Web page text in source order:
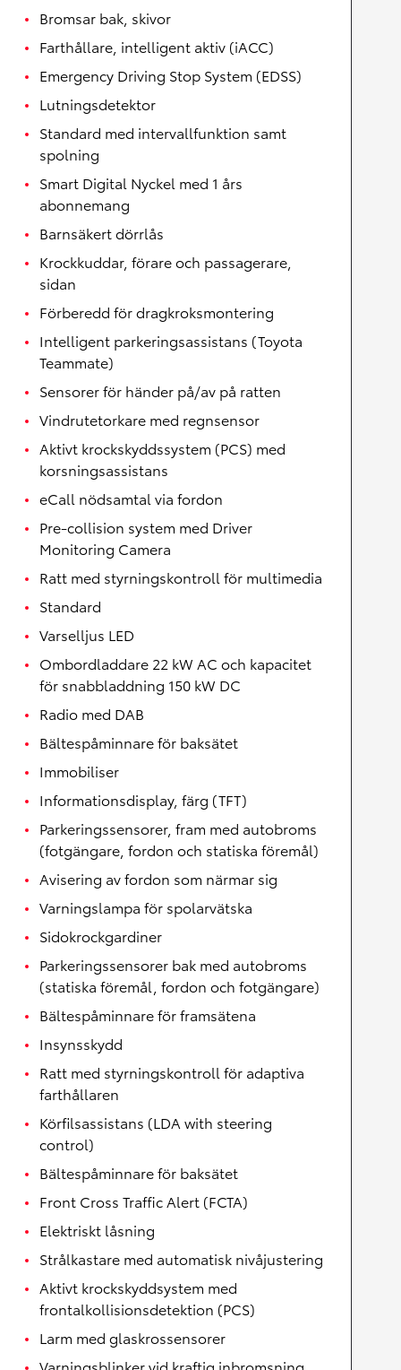
Bromsar bak, skivor
Farthållare, intelligent aktiv (iACC)
Emergency Driving Stop System (EDSS)
Lutningsdetektor
Standard med intervallfunktion samt
spolning
Smart Digital Nyckel med 1 års
abonnemang
Barnsäkert dörrlås
Krockkuddar, förare och passagerare,
sidan
Förberedd för dragkroksmontering
Intelligent parkeringsassistans (Toyota
Teammate)
Sensorer för händer på/av på ratten
Vindrutetorkare med regnsensor
Aktivt krockskyddssystem (PCS) med
korsningsassistans
eCall nödsamtal via fordon
Pre-collision system med Driver
Monitoring Camera
Ratt med styrningskontroll för multimedia
Standard
Varselljus LED
Ombordladdare 22 kW AC och kapacitet
för snabbladdning 150 kW DC
Radio med DAB
Bältespåminnare för baksätet
Immobiliser
Informationsdisplay, färg (TFT)
Parkeringssensorer, fram med autobroms
(fotgängare, fordon och statiska föremål)
Avisering av fordon som närmar sig
Varningslampa för spolarvätska
Sidokrockgardiner
Parkeringssensorer bak med autobroms
(statiska föremål, fordon och fotgängare)
Bältespåminnare för framsätena
Insynsskydd
Ratt med styrningskontroll för adaptiva
farthållaren
Körfilsassistans (LDA with steering
control)
Bältespåminnare för baksätet
Front Cross Traffic Alert (FCTA)
Elektriskt låsning
Strålkastare med automatisk nivåjustering
Aktivt krockskyddsystem med
frontalkollisionsdetektion (PCS)
Larm med glaskrossensorer